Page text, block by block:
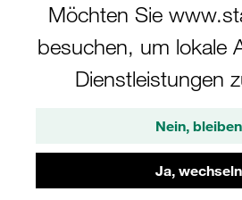
Möchten Sie
besuchen, um lokale
Dienstleistungen
Nein,
Ja,
Maschine und
Vollständiges
und schnelle Verfügbarkeit.
Rohrbiegegeräte von STAUFF:
Rohrleitungen